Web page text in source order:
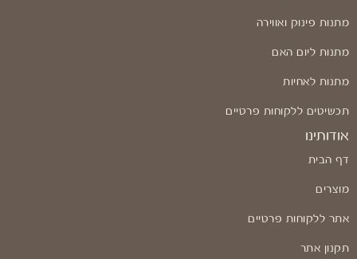
מתנות פינוק ואווירה
מתנות ליום האם
מתנות לאחיות
תכשיטים ללקוחות פרטיים
אודותינו
דף הבית
מוצרים
אתר ללקוחות פרטיים
תקנון אתר